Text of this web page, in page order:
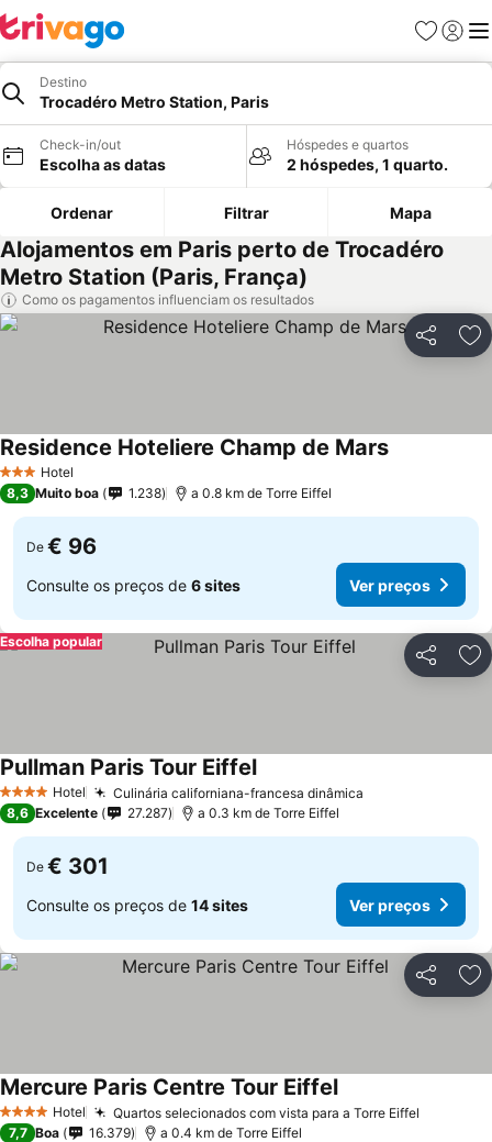
Favoritos
Iniciar
Destino
Trocadéro Metro Station, Paris
Check-in/out
Escolha as datas
Hóspedes e quartos
2 hóspedes, 1 quarto.
Ordenar Filtrar Mapa
Alojamentos em Paris perto de Trocadéro
Metro Station (Paris, França)
Como os pagamentos influenciam os resultados
Partilhar
3 EstrelasHotel
Residence Hoteliere Champ de Mars
8,3 Muito boa 1.238 a 0.8 km de Torre Eiffel
De € 96
Consulte os preços de 6 sites Ver preços
Partilhar
Escolha popular
4 EstrelasHotel Culinária californiana-francesa dinâmica
Pullman Paris Tour Eiffel
8,6 Excelente 27.287 a 0.3 km de Torre Eiffel
De € 301
Consulte os preços de 14 sites Ver preços
Partilhar
4 EstrelasHotel Quartos selecionados com vista para a Torre Eiffel
Mercure Paris Centre Tour Eiffel
7,7 Boa 16.379 a 0.4 km de Torre Eiffel